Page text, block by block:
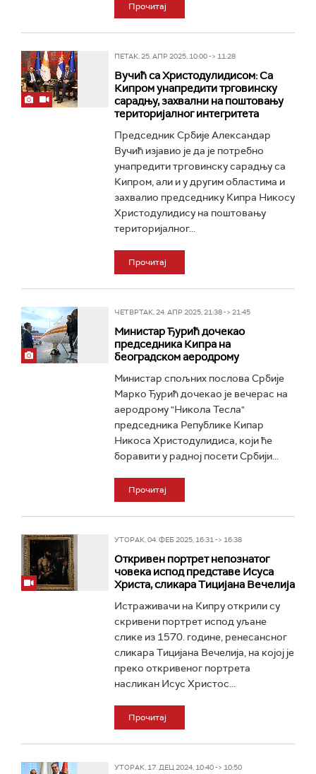
Прочитај
ПЕТАК, 25. АПР 2025, 10:00 -> 11:28
Вучић са Христодулидисом: Са
Кипром унапредити трговинску
сарадњу, захвални на поштовању
територијалног интегритета
Председник Србије Александар
Вучић изјавио је да је потребно
унапредити трговинску сарадњу са
Кипром, али и у другим областима и
захвалио председнику Кипра Никосу
Христодулидису на поштовању
територијалног...
Прочитај
ЧЕТВРТАК, 24. АПР 2025, 21:38 -> 21:45
Министар Ђурић дочекао
председника Кипра на
београдском аеродрому
Министар спољних послова Србије
Марко Ђурић дочекао је вечерас на
аеродрому "Никола Тесла"
председника Републике Кипар
Никоса Христодулидиса, који ће
боравити у радној посети Србији...
Прочитај
УТОРАК, 04. ФЕБ 2025, 16:31 -> 16:38
Откривен портрет непознатог
човека испод представе Исуса
Христа, сликара Тицијана Вечелија
Истраживачи на Кипру открили су
скривени портрет испод уљане
слике из 1570. године, ренесансног
сликара Тицијана Вечелија, на којој је
преко откривеног портрета
насликан Исус Христос...
Прочитај
УТОРАК, 17. ДЕЦ 2024, 10:40 -> 10:50